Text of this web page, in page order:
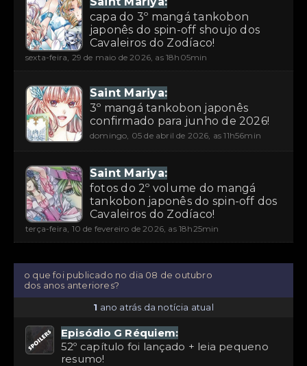
capa do 3º mangá tankobon
japonês do spin-off shoujo dos
Cavaleiros do Zodíaco!
sexta-feira, 29 de maio de 2026, as 18h05min
Saint Mariya:
3º mangá tankobon japonês
confirmado para junho de 2026!
domingo, 05 de abril de 2026, as 11h56min
Saint Mariya:
fotos do 2º volume do mangá
tankobon japonês do spin-off dos
Cavaleiros do Zodíaco!
terça-feira, 10 de fevereiro de 2026, as 18h25min
o que foi publicado no dia 08 de outubro
dos anos anteriores?
1 ano atrás da notícia atual
Episódio G Réquiem:
52º capítulo foi lançado + leia pequeno
resumo!